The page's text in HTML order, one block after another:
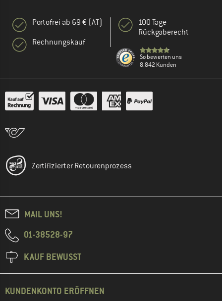
Portofrei ab 69 € (AT)
Rechnungskauf
100 Tage
Rückgaberecht
So bewerten uns
8.842 Kunden
Zertifizierter Retourenprozess
MAIL UNS!
01-38528-97
KAUF BEWUSST
KUNDENKONTO ERÖFFNEN